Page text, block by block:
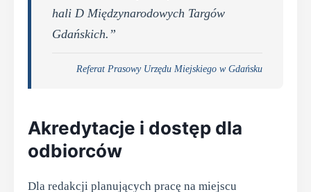
hali D Międzynarodowych Targów
Gdańskich.”
Referat Prasowy Urzędu Miejskiego w Gdańsku
Akredytacje i dostęp dla
odbiorców
Dla redakcji planujących pracę na miejscu